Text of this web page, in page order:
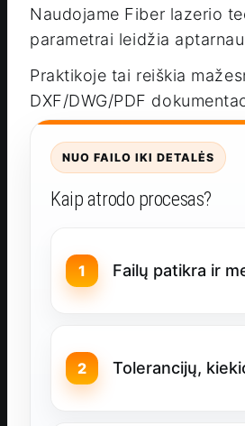
Naudojame Fiber lazerio
parametrai leidžia
Praktikoje tai reiškia
DXF/DWG/PDF
NUO FAILO IKI DETALĖS
Kaip atrodo procesas?
Failų patikra ir
Tolerancijų,